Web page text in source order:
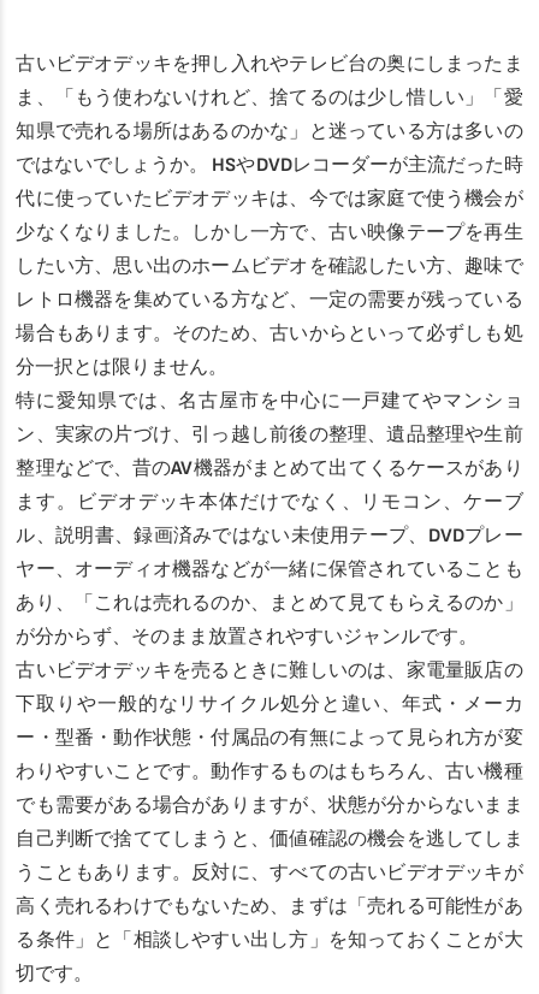
古いビデオデッキを押し入れやテレビ台の奥にしまったま
ま、「もう使わないけれど、捨てるのは少し惜しい」「愛
知県で売れる場所はあるのかな」と迷っている方は多いの
ではないでしょうか。 HSやDVDレコーダーが主流だった時
代に使っていたビデオデッキは、今では家庭で使う機会が
少なくなりました。しかし一方で、古い映像テープを再生
したい方、思い出のホームビデオを確認したい方、趣味で
レトロ機器を集めている方など、一定の需要が残っている
場合もあります。そのため、古いからといって必ずしも処
分一択とは限りません。
特に愛知県では、名古屋市を中心に一戸建てやマンショ
ン、実家の片づけ、引っ越し前後の整理、遺品整理や生前
整理などで、昔のAV機器がまとめて出てくるケースがあり
ます。ビデオデッキ本体だけでなく、リモコン、ケーブ
ル、説明書、録画済みではない未使用テープ、DVDプレー
ヤー、オーディオ機器などが一緒に保管されていることも
あり、「これは売れるのか、まとめて見てもらえるのか」
が分からず、そのまま放置されやすいジャンルです。
古いビデオデッキを売るときに難しいのは、家電量販店の
下取りや一般的なリサイクル処分と違い、年式・メーカ
ー・型番・動作状態・付属品の有無によって見られ方が変
わりやすいことです。動作するものはもちろん、古い機種
でも需要がある場合がありますが、状態が分からないまま
自己判断で捨ててしまうと、価値確認の機会を逃してしま
うこともあります。反対に、すべての古いビデオデッキが
高く売れるわけでもないため、まずは「売れる可能性があ
る条件」と「相談しやすい出し方」を知っておくことが大
切です。